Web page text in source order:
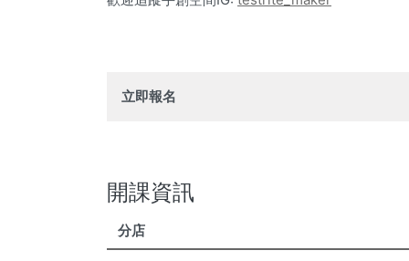
立即報名
開課資訊
分店